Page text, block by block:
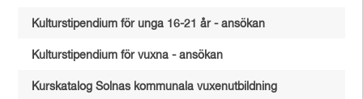
Kulturstipendium för unga 16-21 år - ansökan
Kulturstipendium för vuxna - ansökan
Kurskatalog Solnas kommunala vuxenutbildning